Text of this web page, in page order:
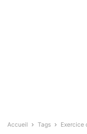
Accueil Tags Exercice